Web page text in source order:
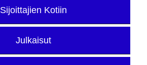
Sijoittajien Kotiin
Julkaisut